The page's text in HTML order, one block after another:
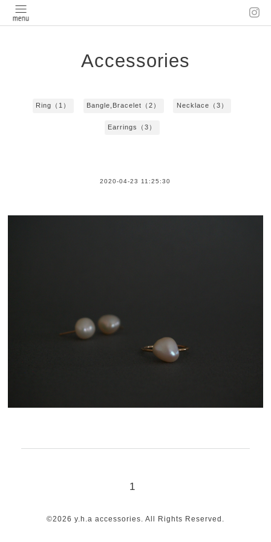
Accessories
Ring（1） Bangle,Bracelet（2） Necklace（3）
Earrings（3）
2020-04-23 11:25:30
1
©2026 y.h.a accessories. All Rights Reserved.